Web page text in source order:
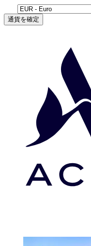
通貨を確定